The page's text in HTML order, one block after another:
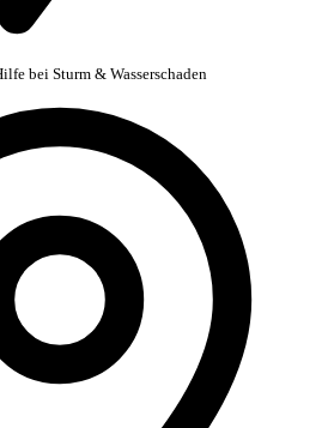
bei Sturm & Wasserschaden